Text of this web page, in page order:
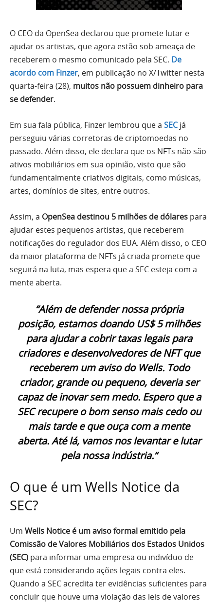
O CEO da OpenSea declarou que promete lutar e
ajudar os artistas, que agora estão sob ameaça de
receberem o mesmo comunicado pela SEC. De
acordo com Finzer, em publicação no X/Twitter nesta
quarta-feira (28), muitos não possuem dinheiro para
se defender.
Em sua fala pública, Finzer lembrou que a SECjá
perseguiu várias corretoras de criptomoedas no
passado. Além disso, ele declara que os NFTs não são
ativos mobiliários em sua opinião, visto que são
fundamentalmente criativos digitais, como músicas,
artes, domínios de sites, entre outros.
Assim, a OpenSea destinou 5 milhões de dólares para
ajudar estes pequenos artistas, que receberem
notificações do regulador dos EUA. Além disso, o CEO
da maior plataforma de NFTs já criada promete que
seguirá na luta, mas espera que a SEC esteja com a
mente aberta.
“Além de defender nossa própria
posição, estamos doando US$ 5 milhões
para ajudar a cobrir taxas legais para
criadores e desenvolvedores de NFT que
receberem um aviso do Wells. Todo
criador, grande ou pequeno, deveria ser
capaz de inovar sem medo. Espero que a
SEC recupere o bom senso mais cedo ou
mais tarde e que ouça com a mente
aberta. Até lá, vamos nos levantar e lutar
pela nossa indústria.”
O que é um Wells Notice da
SEC?
Um Wells Notice é um aviso formal emitido pela
Comissão de Valores Mobiliários dos Estados Unidos
(SEC) para informar uma empresa ou indivíduo de
que está considerando ações legais contra eles.
Quando a SEC acredita ter evidências suficientes para
concluir que houve uma violação das leis de valores